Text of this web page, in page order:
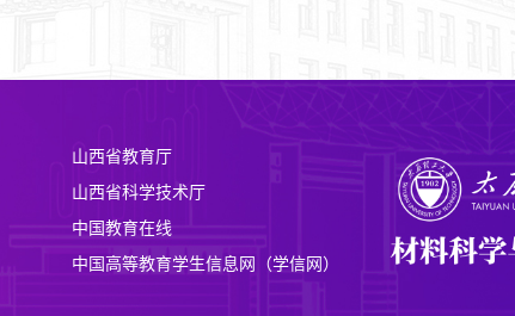
山西省教育厅
山西省科学技术厅
中国教育在线
中国高等教育学生信息网（学信网）